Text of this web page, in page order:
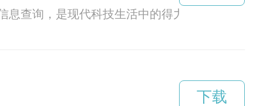
查询，是现代科技生活中的得力助手。
下载